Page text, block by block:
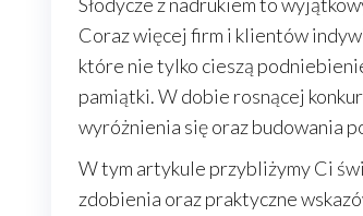
Coraz więcej firm i klientów
które nie tylko cieszą
pamiątki. W dobie rosnącej
wyróżnienia się oraz budowania
W tym artykule przybliżymy Ci
zdobienia oraz praktyczne